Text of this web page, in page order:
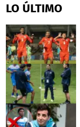
LO ÚLTIMO